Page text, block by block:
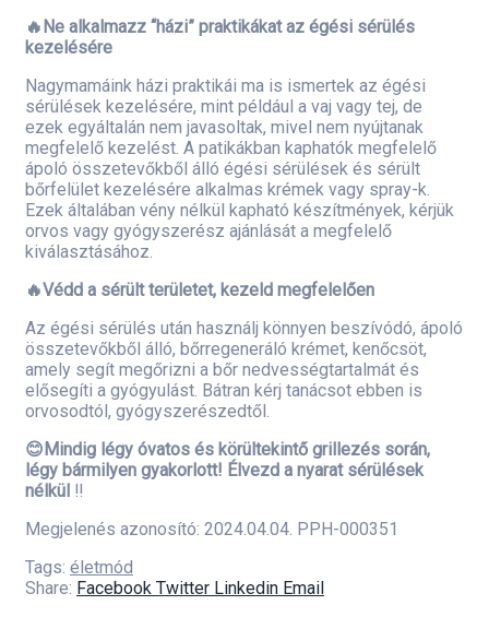
🔥Ne alkalmazz “házi” praktikákat az égési sérülés
kezelésére
Nagymamáink házi praktikái ma is ismertek az égési
sérülések kezelésére, mint például a vaj vagy tej, de
ezek egyáltalán nem javasoltak, mivel nem nyújtanak
megfelelő kezelést. A patikákban kaphatók megfelelő
ápoló összetevőkből álló égési sérülések és sérült
bőrfelület kezelésére alkalmas krémek vagy spray-k.
Ezek általában vény nélkül kapható készítmények, kérjük
orvos vagy gyógyszerész ajánlását a megfelelő
kiválasztásához.
🔥Védd a sérült területet, kezeld megfelelően
Az égési sérülés után használj könnyen beszívódó, ápoló
összetevőkből álló, bőrregeneráló krémet, kenőcsöt,
amely segít megőrizni a bőr nedvességtartalmát és
elősegíti a gyógyulást. Bátran kérj tanácsot ebben is
orvosodtól, gyógyszerészedtől.
😊Mindig légy óvatos és körültekintő grillezés során,
légy bármilyen gyakorlott! Élvezd a nyarat sérülések
nélkül ‼️
Megjelenés azonosító: 2024.04.04. PPH-000351
Tags: életmód
Share: Facebook Twitter Linkedin Email